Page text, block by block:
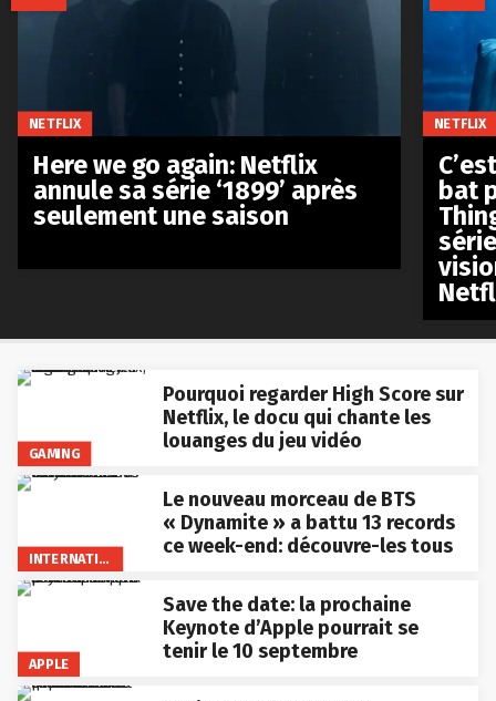
GAMING
Pourquoi regarder High Score sur
Netflix, le docu qui chante les
louanges du jeu vidéo
INTERNATIONAL
Le nouveau morceau de BTS
« Dynamite » a battu 13 records
ce week-end: découvre-les tous
APPLE
Save the date: la prochaine
Keynote d’Apple pourrait se
tenir le 10 septembre
NETFLIX
Here we go again: Netflix
annule sa série ‘1899’ après
seulement une saison
NETFLIX
bat